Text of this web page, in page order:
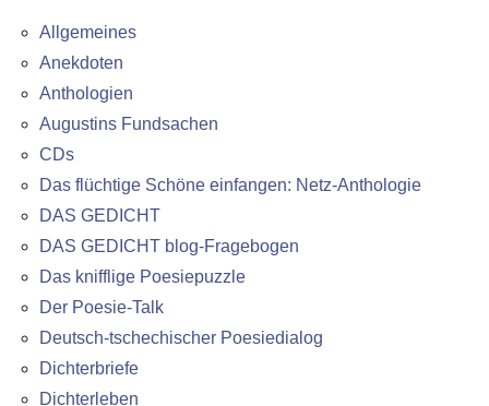
Allgemeines
Anekdoten
Anthologien
Augustins Fundsachen
CDs
Das flüchtige Schöne einfangen: Netz-Anthologie
DAS GEDICHT
DAS GEDICHT blog-Fragebogen
Das knifflige Poesiepuzzle
Der Poesie-Talk
Deutsch-tschechischer Poesiedialog
Dichterbriefe
Dichterleben